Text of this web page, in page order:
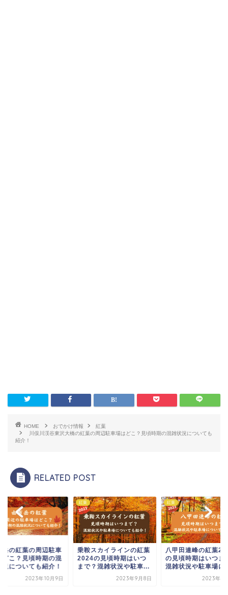
HOME おでかけ情報
紅葉
川俣川渓谷東沢大橋の紅葉の周辺駐車場はどこ？見頃時期の混雑状況についても
紹介！
RELATED POST
岳の紅葉の周辺駐車
どこ？見頃時期の混
況についても紹介！
2023年10月9日
紅葉
乗鞍スカイラインの紅葉
2024の見頃時期はいつ
まで？混雑状況や駐車...
2023年9月8日
紅葉
八甲田連峰の紅葉
の見頃時期はいつま
混雑状況や駐車場に
2023年9